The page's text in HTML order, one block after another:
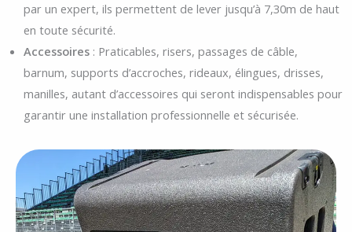
par un expert, ils permettent de lever jusqu’à 7,30m de haut
en toute sécurité.
Accessoires : Praticables, risers, passages de câble,
barnum, supports d’accroches, rideaux, élingues, drisses,
manilles, autant d’accessoires qui seront indispensables pour
garantir une installation professionnelle et sécurisée.